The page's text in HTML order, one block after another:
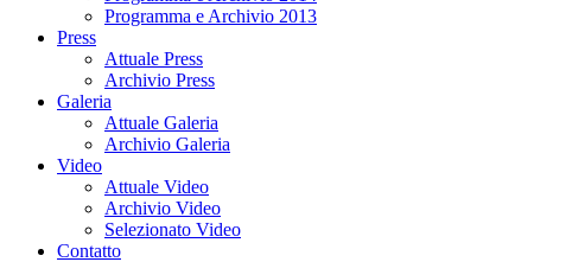
Programma e Archivio 2013
Press
Attuale Press
Archivio Press
Galeria
Attuale Galeria
Archivio Galeria
Video
Attuale Video
Archivio Video
Selezionato Video
Contatto